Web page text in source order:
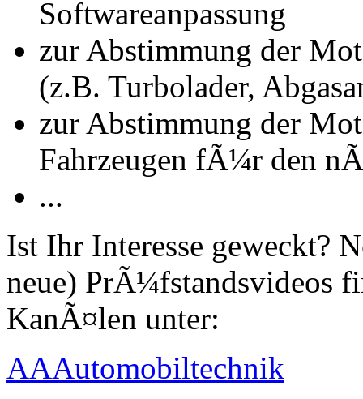
Softwareanpassung
zur Abstimmung der
(z.B. Turbolader,
zur Abstimmung der
Fahrzeugen fÃ¼r den
...
Ist Ihr Interesse geweckt?
neue) PrÃ¼fstandsvideos
KanÃ¤len unter:
AAAutomobiltechnik